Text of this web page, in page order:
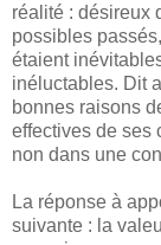
réalité : désireux
possibles
étaient
inéluctables. Dit
bonnes raisons
effectives de ses
non dans une
La réponse à
suivante : la